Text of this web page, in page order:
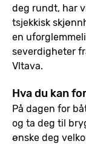
deg rundt, har
tsjekkisk
en
severdigheter
Vltava.
Hva du kan
På dagen for
og ta deg til
ønske deg